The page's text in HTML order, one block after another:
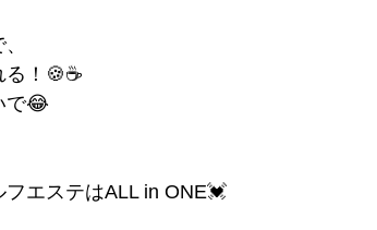
！🍪☕️
で😂
エステはALL in ONE💓